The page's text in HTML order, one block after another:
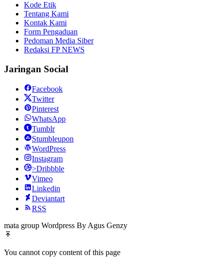
Kode Etik
Tentang Kami
Kontak Kami
Form Pengaduan
Pedoman Media Siber
Redaksi FP NEWS
Jaringan Social
Facebook
Twitter
Pinterest
WhatsApp
Tumblr
Stumbleupon
WordPress
Instagram
>Dribbble
Vimeo
Linkedin
Deviantart
RSS
mata group Wordpress By Agus Genzy
You cannot copy content of this page